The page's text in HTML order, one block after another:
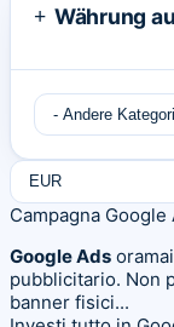
Währung
Campagna Google
Google Ads
pubblicitario. Non
banner fisici...